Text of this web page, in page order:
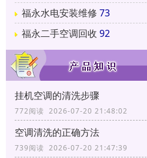
福永水电安装维修 73
福永二手空调回收 92
挂机空调的清洗步骤
772阅读 2026-07-20 21:48:02
空调清洗的正确方法
739阅读 2026-07-20 21:47:39